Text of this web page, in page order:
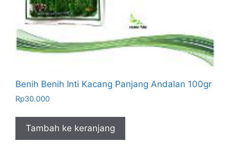
Benih Benih Inti Kacang Panjang Andalan 100gr
Rp30.000
Tambah ke keranjang